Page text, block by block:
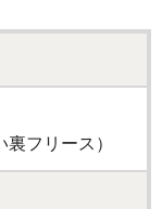
フリース）